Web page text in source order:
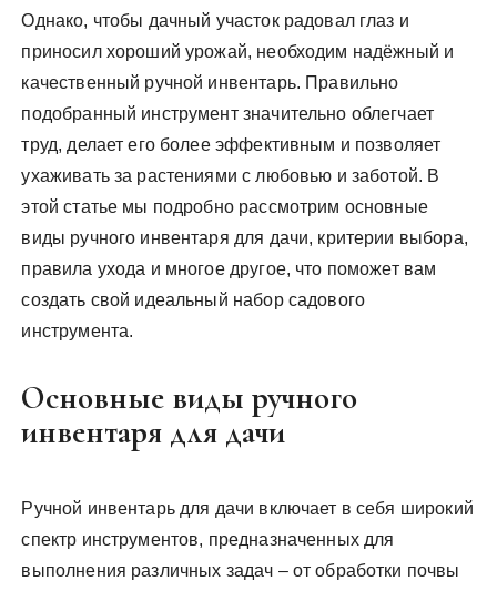
Однако, чтобы дачный участок радовал глаз и
приносил хороший урожай, необходим надёжный и
качественный ручной инвентарь. Правильно
подобранный инструмент значительно облегчает
труд, делает его более эффективным и позволяет
ухаживать за растениями с любовью и заботой. В
этой статье мы подробно рассмотрим основные
виды ручного инвентаря для дачи, критерии выбора,
правила ухода и многое другое, что поможет вам
создать свой идеальный набор садового
инструмента.
Основные виды ручного
инвентаря для дачи
Ручной инвентарь для дачи включает в себя широкий
спектр инструментов, предназначенных для
выполнения различных задач – от обработки почвы